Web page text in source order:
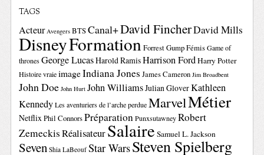
TAGS
Acteur Avengers BTSCanal+David FincherDavid Mills
DisneyFormationForrest GumpFémis Game of
thrones George LucasHarold RamisHarrison FordHarry Potter
Histoire vraie imageIndiana Jones James Cameron Jim Broadbent
John Doe John Hurt John WilliamsJulian GloverKathleen
Kennedy Les aventuriers de l’arche perdue MarvelMétier
NetflixPhil ConnorsPréparation Punxsutawney Robert
ZemeckisRéalisateurSalaire Samuel L. Jackson
Seven Shia LaBeouf Star WarsSteven Spielberg